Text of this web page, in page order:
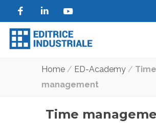
Home / ED-Academy / Time
management
Time